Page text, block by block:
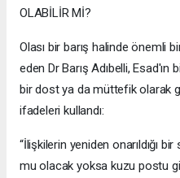
OLABİLİR Mİ?
Olası bir barış halinde önemli
eden Dr Barış Adıbelli,
bir dost ya da müttefik olarak
ifadeleri kullandı:
“İlişkilerin yeniden onarıldığı
mu olacak yoksa kuzu postu